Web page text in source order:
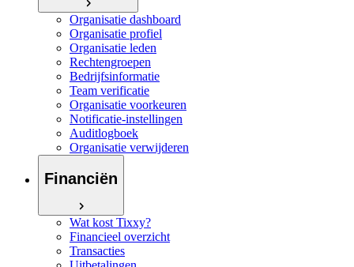
Organisatie dashboard
Organisatie profiel
Organisatie leden
Rechtengroepen
Bedrijfsinformatie
Team verificatie
Organisatie voorkeuren
Notificatie-instellingen
Auditlogboek
Organisatie verwijderen
Financiën
Wat kost Tixxy?
Financieel overzicht
Transacties